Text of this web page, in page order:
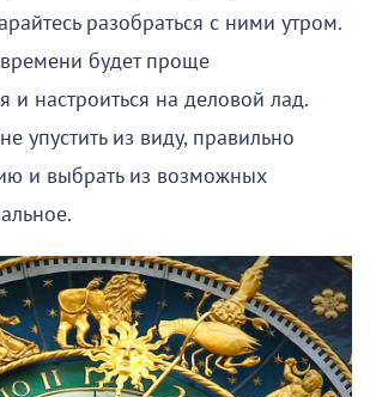
разобраться с ними утром.
будет проще
и настроиться на деловой лад.
упустить из виду, правильно
и выбрать из возможных